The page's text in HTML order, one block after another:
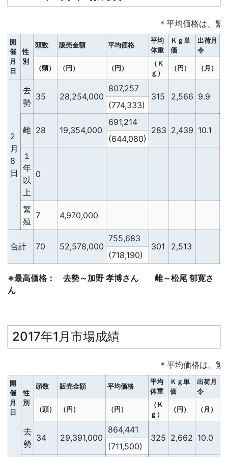
＊平均価格は、
開
催
月
日
性
別
頭数 販売金額 平均価格
平均
体重
Ｋｇ単
価
出荷月
令
（頭） （円） （円）
（Ｋ
ｇ）
（円） （月）
2
月
8
日
去
勢
35 28,254,000
807,257
315
2,566 9.9
(774,333)
雌 28 19,354,000
691,214
283 2,439 10.1
(644,080)
１
年
以
上
0
繁
殖
7 4,970,000
合計 70 52,578,000
755,683
301
2,513
(718,190)
※最高価格： 去勢～加野 孝博さん 雌～松尾 郁寛さ
ん
2017年1月市場成績
＊平均価格は、
開
催
月
日
性
別
頭数 販売金額 平均価格
平均
体重
Ｋｇ単
価
出荷月
令
（頭） （円） （円）
（Ｋ
ｇ）
（円） （月）
去
勢
34 29,391,000
864,441
325 2,662 10.0
(711,500)